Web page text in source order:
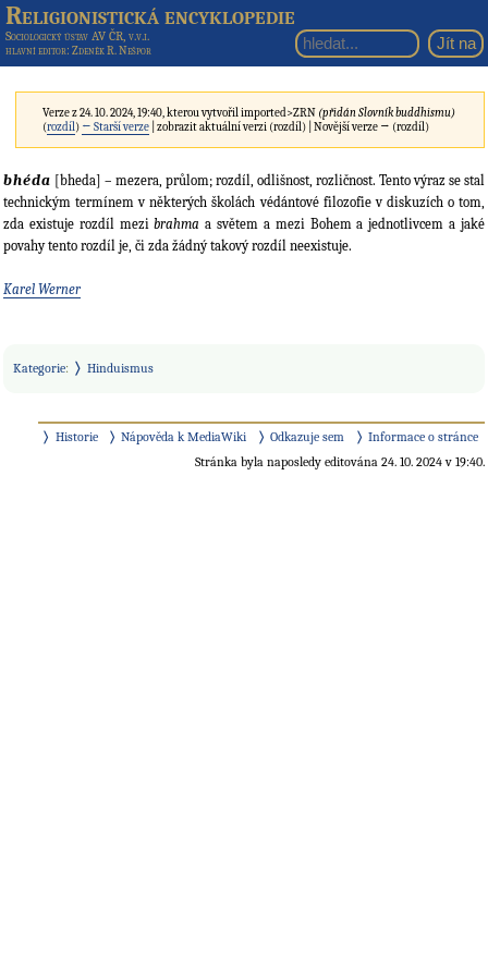
Religionistická encyklopedie
Sociologický ústav AV ČR, v.v.i.
hlavní editor: Zdeněk R. Nešpor
Verze z 24. 10. 2024, 19:40, kterou vytvořilimported>ZRN (přidán Slovník buddhismu)
(rozdíl) ← Starší verze | zobrazit aktuální verzi (rozdíl) | Novější verze → (rozdíl)
bhéda [bheda] – mezera, průlom; rozdíl, odlišnost, rozličnost. Tento výraz se stal
technickým termínem v některých školách védántové filozofie v diskuzích o tom,
zda existuje rozdíl mezibrahma a světem a mezi Bohem a jednotlivcem a jaké
povahy tento rozdíl je, či zda žádný takový rozdíl neexistuje.
Karel Werner
Kategorie: Hinduismus
Historie Nápověda k MediaWiki Odkazuje sem
Informace o stránce
Stránka byla naposledy editována 24. 10. 2024 v 19:40.